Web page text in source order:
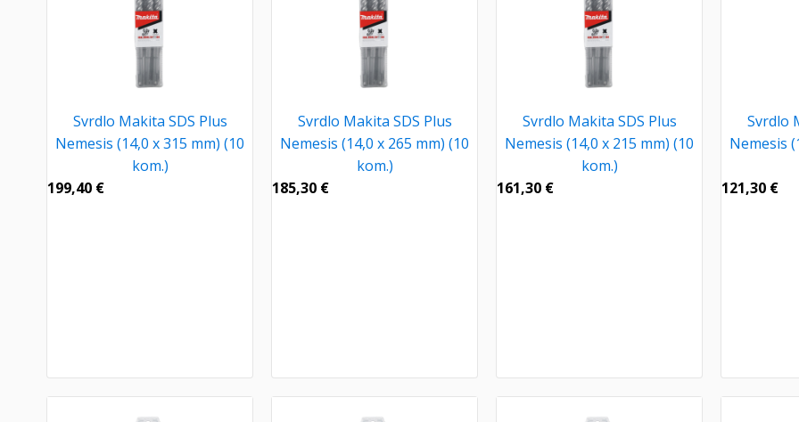
Svrdlo Makita SDS Plus
Nemesis (14,0 x 315 mm) (10
kom.)
199,40 €
Svrdlo Makita SDS Plus
Nemesis (14,0 x 265 mm) (10
kom.)
185,30 €
Svrdlo Makita SDS Plus
Nemesis (14,0 x 215 mm) (10
kom.)
161,30 €
Svrdlo
Nemesis
121,30 €